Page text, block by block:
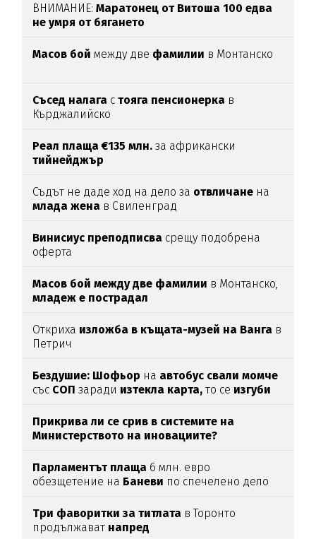
ВНИМАНИЕ:Маратонец от Витоша 100 едва
не умря от бягането
Масов бой между две фамилии в Монтанско
Съсед налага стояга пенсионерка в
Кърджалийско
Реал плаща €135 млн.за африкански
тийнейджър
Съдът не даде ход на дело за отвличане на
млада жена в Свиленград
Винисиус преподписва срещу подобрена
оферта
Масов бой между две фамилии в Монтанско,
младеж е пострадал
Откриха изложба в къщата-музей на Ванга в
Петрич
Бездушие: Шофьор на автобус свали момче
със СОП заради изтекла карта, то се изгуби
Прикрива ли се срив в системите на
Министерството на иновациите?
Парламентът плаща 6 млн. евро
обезщетение на Баневи по спечелено дело
Три фаворитки за титлата в Торонто
продължават напред